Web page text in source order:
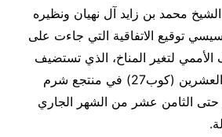
محمد بن زايد آل نهيان ونظيره
توقيع الاتفاقية التي جاءت على
لتغير المناخ، الذي تستضيف
مصر دورته السابعة والعشرين (كوب27) في منتجع شرم
الثامن عشر من الشهر الجاري